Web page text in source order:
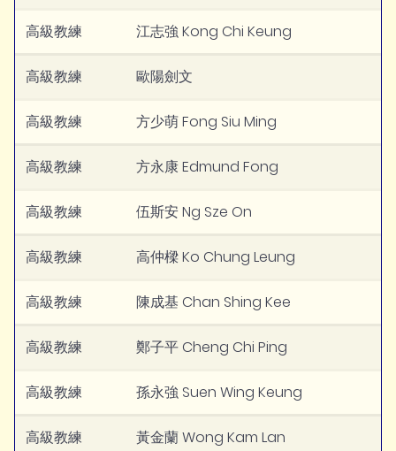
高級教練 江志強 Kong Chi Keung
高級教練 歐陽劍文
高級教練 方少萌 Fong Siu Ming
高級教練 方永康 Edmund Fong
高級教練 伍斯安 Ng Sze On
高級教練 高仲樑 Ko Chung Leung
高級教練 陳成基 Chan Shing Kee
高級教練 鄭子平 Cheng Chi Ping
高級教練 孫永強 Suen Wing Keung
高級教練 黃金蘭 Wong Kam Lan